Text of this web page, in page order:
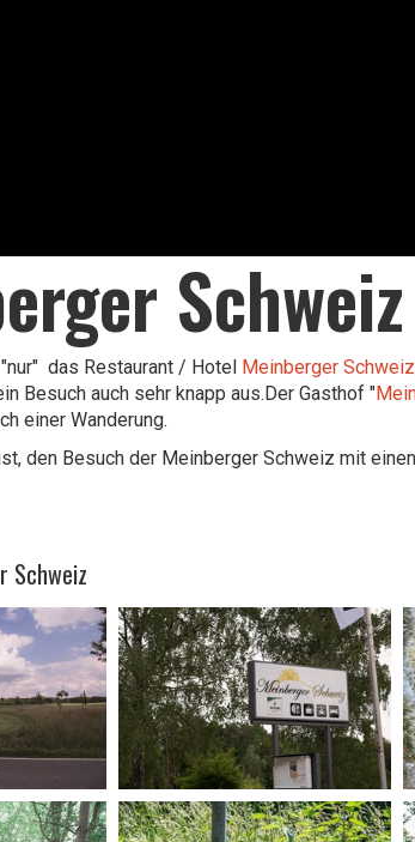
Schweiz
das Restaurant / Hotel Meinberger Schweiz
Besuch auch sehr knapp aus.Der Gasthof "
einer Wanderung.
den Besuch der Meinberger Schweiz mit
Schweiz